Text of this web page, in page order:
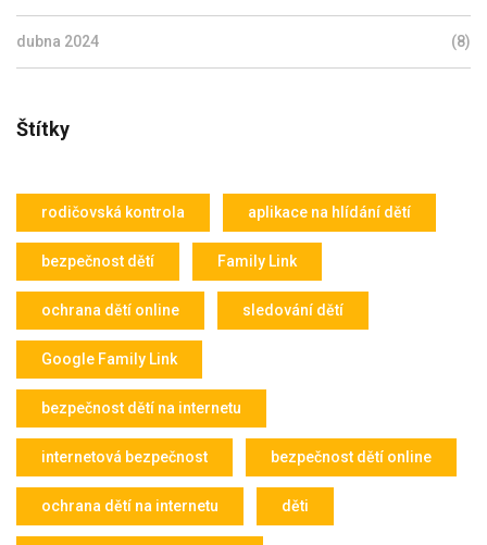
dubna 2024 (8)
Štítky
rodičovská kontrola aplikace na hlídání dětí
bezpečnost dětí Family Link
ochrana dětí online sledování dětí
Google Family Link
bezpečnost dětí na internetu
internetová bezpečnost bezpečnost dětí online
ochrana dětí na internetu děti